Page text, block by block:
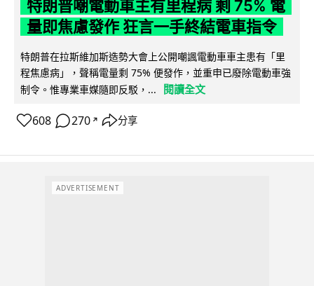
特朗普嘲電動車主有里程病 剩 75% 電
量即焦慮發作 狂言一手終結電車指令
特朗普在拉斯維加斯造勢大會上公開嘲諷電動車車主患有「里
程焦慮病」，聲稱電量剩 75% 便發作，並重申已廢除電動車強
制令。惟專業車媒隨即反駁，...
閱讀全文
608 270 ↗ 分享
ADVERTISEMENT